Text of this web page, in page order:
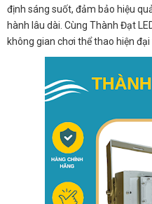
định sáng suốt, đảm bảo hiệu
hành lâu dài. Cùng Thành Đạt
không gian chơi thể thao hiện